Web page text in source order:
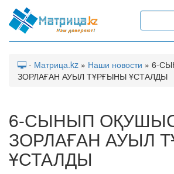
- Матрица.kz » Наши новости » 6-
ЗОРЛАҒАН АУЫЛ ТҰРҒЫНЫ ҰСТАЛДЫ
6-СЫНЫП
ЗОРЛАҒАН АУЫЛ
ҰСТАЛДЫ